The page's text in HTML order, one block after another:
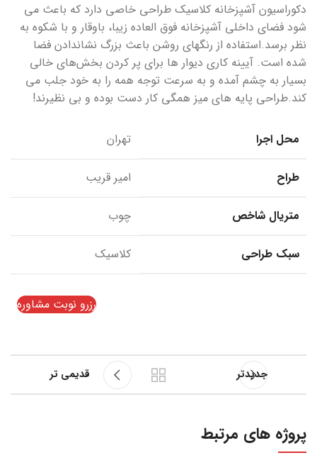
دکوراسیون آشپزخانه کلاسیک طراحی خاصی دارد که باعث می
شود فضای داخلی آشپزخانه فوق العاده زیبا، باوقار و با شکوه به
نظر برسد.استفاده از رنگهای روشن باعث بزرگ نشاندادن فضا
شده است. آیینه کاری دیوار ها برای پر کردن بخش‌های خالی
بسیار به چشم آمده و به سرعت توجه همه را به خود جلب می
کند.طراحی پایه های میز همگی کار دست بوده و بی نظیرند!
محل اجرا تهران
طراح امیر قریب
متریال شاخص چوب
سبک طراحی کلاسیک
رزرو نوبت مشاوره
جدیدتر قدیمی تر
پروژه های مرتبط